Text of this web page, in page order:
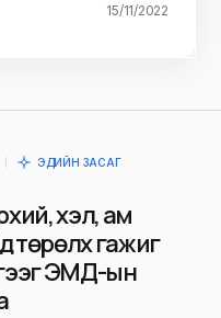
15/11/2022
ЭДИЙН ЗАСАГ
хэл, ам
төрөлх гажиг
ЭМД-ын